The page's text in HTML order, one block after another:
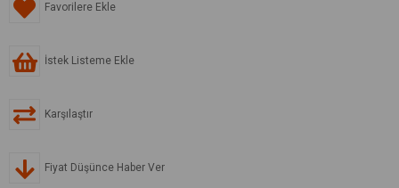
Favorilere Ekle
İstek Listeme Ekle
Karşılaştır
Fiyat Düşünce Haber Ver